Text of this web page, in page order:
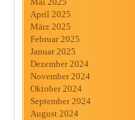
April 2025
März 2025
Februar 2025
Januar 2025
Dezember 2024
November 2024
Oktober 2024
September 2024
August 2024